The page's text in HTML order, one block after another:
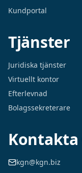
Kundportal
Tjänster
Juridiska tjänster
Virtuellt kontor
Efterlevnad
Bolagssekreterare
Kontakta
kgn@kgn.biz